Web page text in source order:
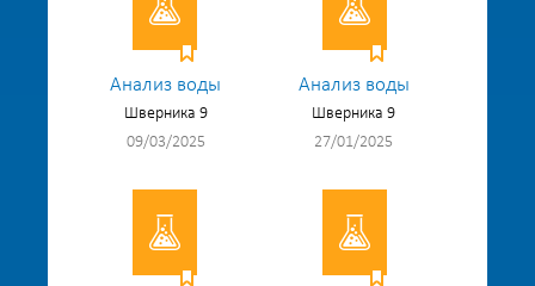
Анализ воды
Шверника 9
09/03/2025
Анализ воды
Шверника 9
27/01/2025